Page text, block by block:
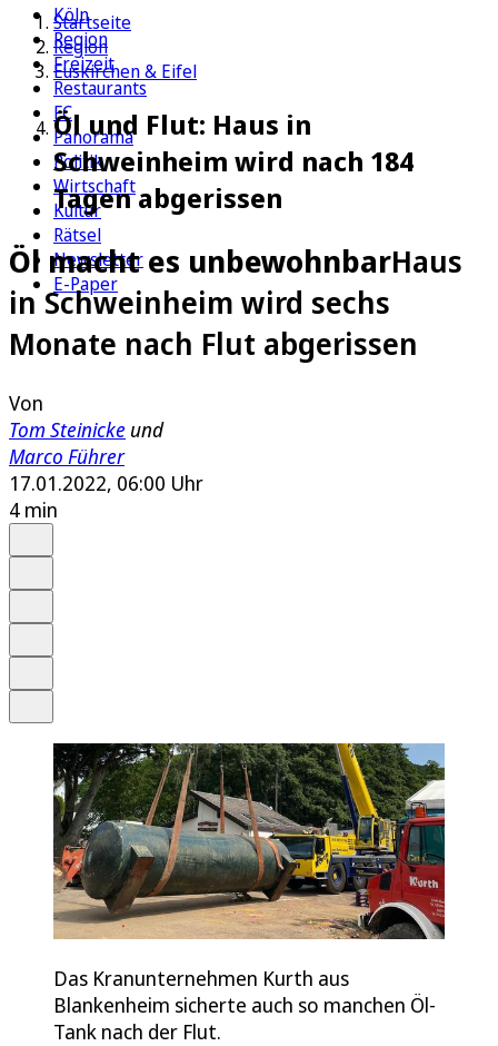
Köln
Region
Freizeit
Restaurants
FC
Panorama
Politik
Wirtschaft
Kultur
Rätsel
Newsletter
E-Paper
Startseite
Region
Euskirchen & Eifel
Öl und Flut: Haus in
Schweinheim wird nach 184
Tagen abgerissen
Öl macht es unbewohnbarHaus
in Schweinheim wird sechs
Monate nach Flut abgerissen
Von
Tom Steinicke und
Marco Führer
17.01.2022, 06:00 Uhr
4 min
Das Kranunternehmen Kurth aus
Blankenheim sicherte auch so manchen Öl-
Tank nach der Flut.